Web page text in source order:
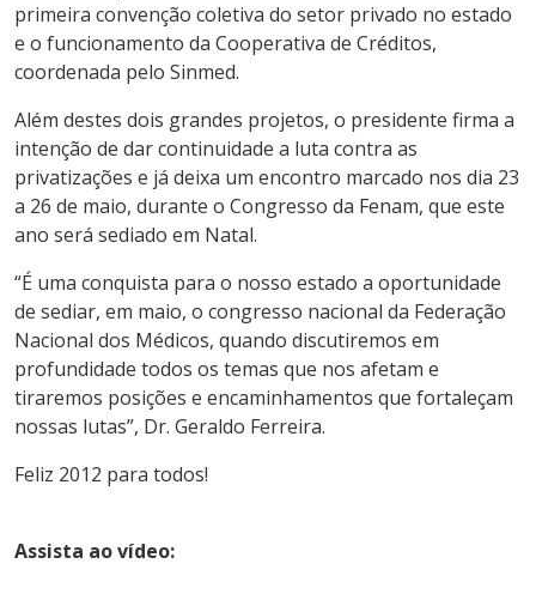
primeira convenção coletiva do setor privado no estado
e o funcionamento da Cooperativa de Créditos,
coordenada pelo Sinmed.
Além destes dois grandes projetos, o presidente firma a
intenção de dar continuidade a luta contra as
privatizações e já deixa um encontro marcado nos dia 23
a 26 de maio, durante o Congresso da Fenam, que este
ano será sediado em Natal.
“É uma conquista para o nosso estado a oportunidade
de sediar, em maio, o congresso nacional da Federação
Nacional dos Médicos, quando discutiremos em
profundidade todos os temas que nos afetam e
tiraremos posições e encaminhamentos que fortaleçam
nossas lutas”, Dr. Geraldo Ferreira.
Feliz 2012 para todos!
Assista ao vídeo: